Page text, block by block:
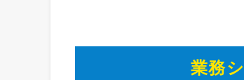
業務